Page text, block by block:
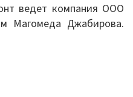
нагрузки
сфере
ведет компания ООО
Магомеда Джабирова.